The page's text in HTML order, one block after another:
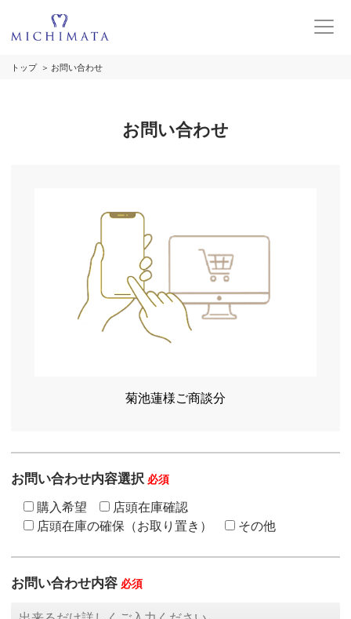
トップ お問い合わせ
お問い合わせ
菊池蓮様ご商談分
お問い合わせ内容選択 必須
購入希望
店頭在庫確認
店頭在庫の確保（お取り置き）
その他
お問い合わせ内容 必須